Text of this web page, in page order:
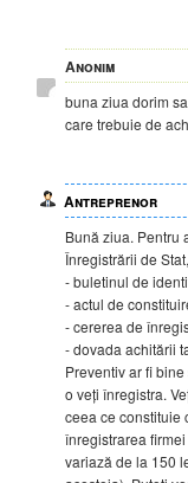
Anonim
buna ziua dorim
care trebuie de
Antreprenor
Bună ziua. Pentru
Înregistrării de
- buletinul de
- actul de
- cererea de
- dovada achitării
Preventiv ar fi
o veți înregistra.
ceea ce constituie
înregistrarea
variază de la 150